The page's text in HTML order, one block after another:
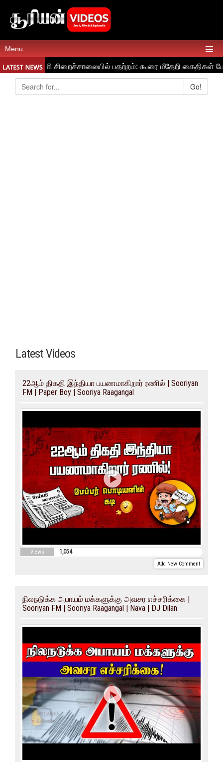
Menu
Go!
Latest Videos
22ஆம் திகதி இந்தியா பயணமாகிறார் ரணில் | Sooriyan
FM | Paper Boy | Sooriya Raagangal
Views 1,054
Add New Comment
நிலநடுக்க அபாயம் மக்களுக்கு அவசர எச்சரிக்கை |
Sooriyan FM | Sooriya Raagangal | Nava | DJ Dilan